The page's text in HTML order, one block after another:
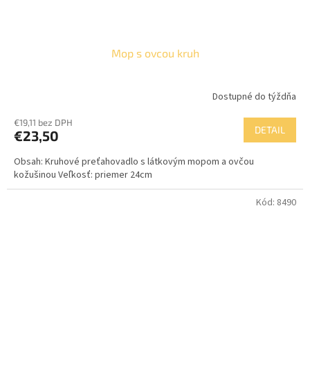
Mop s ovcou kruh
Dostupné do týždňa
€19,11 bez DPH
€23,50 DETAIL
Obsah: Kruhové preťahovadlo s látkovým mopom a ovčou
kožušinou Veľkosť: priemer 24cm
Kód: 8490